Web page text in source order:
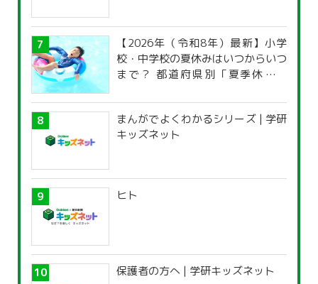
【2026年（令和8年）最新】小学
校・中学校の夏休みはいつからいつ
まで？ 都道府県別「夏季休暇一
まんがでよくわかるシリーズ | 学研
キッズネット
ヒト
保護者の方へ | 学研キッズネット